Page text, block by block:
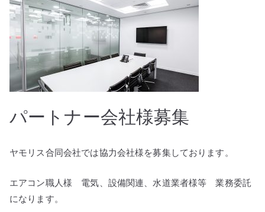
パートナー会社様募集
ヤモリス合同会社では協力会社様を募集しております。
エアコン職人様 電気、設備関連、水道業者様等 業務委託
になります。